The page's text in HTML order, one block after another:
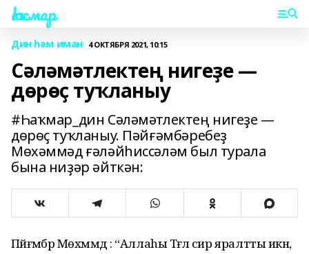
Һаҡмар
Дин һәм иман 4 ОКТЯБРЯ 2021, 10:15
Сәләмәтлектең нигеҙе —
дөрөҫ туҡланыу
#Һаҡмар_дин Сәләмәтлектең нигеҙе —
дөрөҫ туҡланыу. Пәйғәмбәребеҙ
Мөхәммәд ғәләйһиссәләм был турала
бына ниҙәр әйткән:
Пәйғәмбәр Мөхәммәд : “Аллаhы Тәғәлә сир яралтты икән,